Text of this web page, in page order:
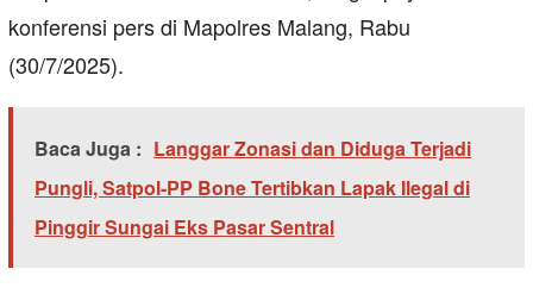
konferensi pers di Mapolres Malang, Rabu
(30/7/2025).
Baca Juga : Langgar Zonasi dan Diduga Terjadi
Pungli, Satpol-PP Bone Tertibkan Lapak Ilegal di
Pinggir Sungai Eks Pasar Sentral